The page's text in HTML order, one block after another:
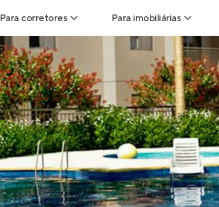
Para corretores
Leads para Corretores
Corretor+
Parcerias imobiliárias
Hub de Corretores
Perfil Verificado
Para imobiliárias
Leads para
Hub de imobiliárias
Anunciar imóveis